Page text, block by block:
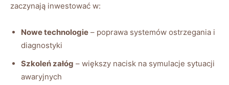
zaczynają inwestować w:
Nowe technologie – ⁣poprawa systemów ostrzegania ⁢i ​
diagnostyki
Szkoleń załóg –‍ większy nacisk‍ na ‌symulacje sytuacji‍
awaryjnych